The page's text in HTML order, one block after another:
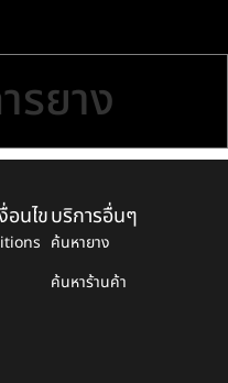
รยาง
อนไขบริการอื่นๆ
ค้นหายาง
ค้นหาร้านค้า